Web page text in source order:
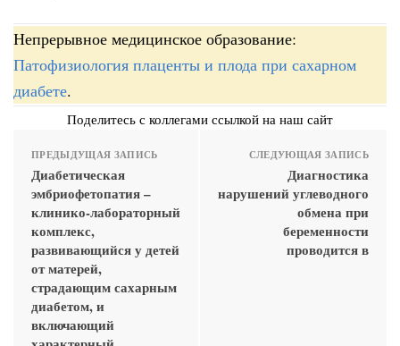
Непрерывное медицинское образование:
Патофизиология плаценты и плода при сахарном
диабете.
Поделитесь с коллегами ссылкой на наш сайт
ПРЕДЫДУЩАЯ ЗАПИСЬ
Диабетическая
эмбриофетопатия –
клинико-лабораторный
комплекс,
развивающийся у детей
от матерей,
страдающим сахарным
диабетом, и
включающий
СЛЕДУЮЩАЯ ЗАПИСЬ
Диагностика
нарушений углеводного
обмена при
беременности
проводится в